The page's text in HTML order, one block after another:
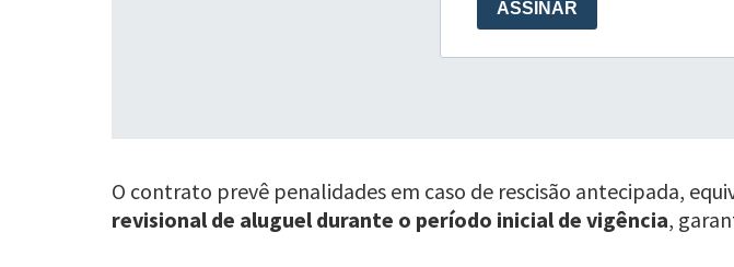
O contrato prevê penalidades em caso de rescisão antecipada,
revisional de aluguel durante o período inicial de vigência,